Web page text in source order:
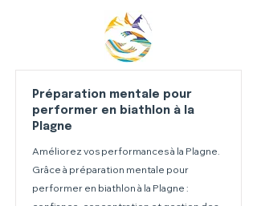
Préparation mentale pour
performer en biathlon à la
Plagne
Améliorez vos performances à la Plagne.
Grâce à préparation mentale pour
performer en biathlon à la Plagne :